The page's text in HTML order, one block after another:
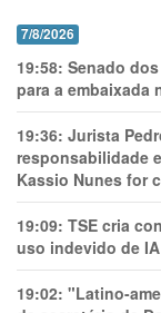
7/8/2026
19:58: Senado
para a embaixada
19:36: Jurista
responsabilidade
Kassio Nunes for
19:09: TSE cria
uso indevido de
19:02: "Latino-